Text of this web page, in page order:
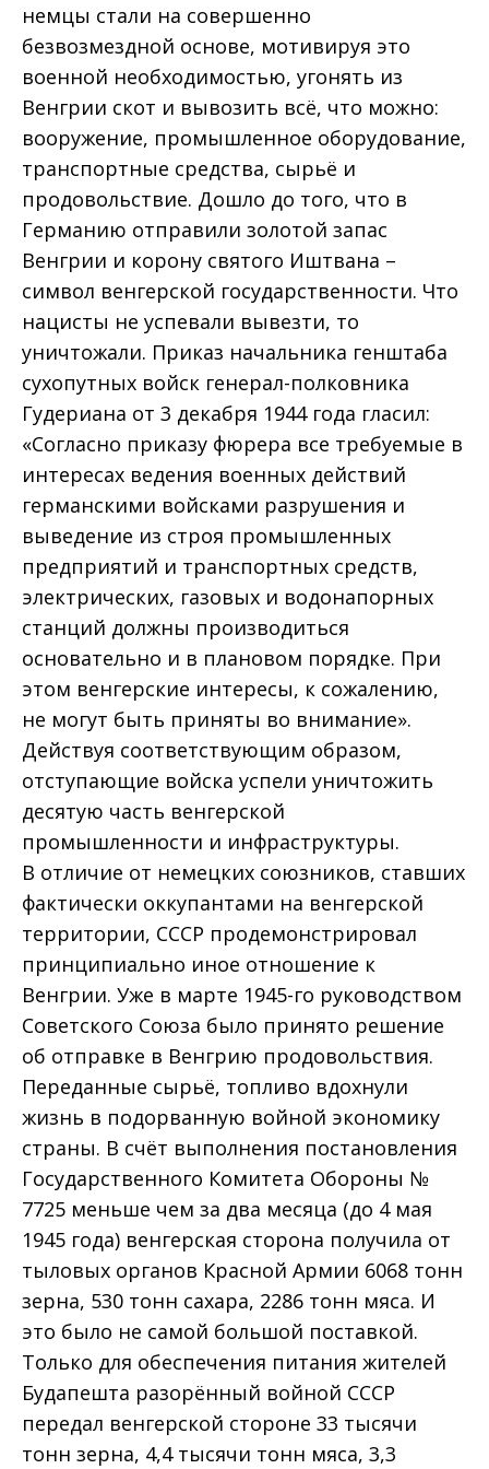
немцы стали на совершенно
безвозмездной основе, мотивируя это
военной необходимостью, угонять из
Венгрии скот и вывозить всё, что можно:
вооружение, промышленное оборудование,
транспортные средства, сырьё и
продовольствие. Дошло до того, что в
Германию отправили золотой запас
Венгрии и корону святого Иштвана –
символ венгерской государственности. Что
нацисты не успевали вывезти, то
уничтожали. Приказ начальника генштаба
сухопутных войск генерал-полковника
Гудериана от 3 декабря 1944 года гласил:
«Согласно приказу фюрера все требуемые в
интересах ведения военных действий
германскими войсками разрушения и
выведение из строя промышленных
предприятий и транспортных средств,
электрических, газовых и водонапорных
станций должны производиться
основательно и в плановом порядке. При
этом венгерские интересы, к сожалению,
не могут быть приняты во внимание».
Действуя соответствующим образом,
отступающие войска успели уничтожить
десятую часть венгерской
промышленности и инфраструктуры.
В отличие от немецких союзников, ставших
фактически оккупантами на венгерской
территории, СССР продемонстрировал
принципиально иное отношение к
Венгрии. Уже в марте 1945-го руководством
Советского Союза было принято решение
об отправке в Венгрию продовольствия.
Переданные сырьё, топливо вдохнули
жизнь в подорванную войной экономику
страны. В счёт выполнения постановления
Государственного Комитета Обороны №
7725 меньше чем за два месяца (до 4 мая
1945 года) венгерская сторона получила от
тыловых органов Красной Армии 6068 тонн
зерна, 530 тонн сахара, 2286 тонн мяса. И
это было не самой большой поставкой.
Только для обеспечения питания жителей
Будапешта разорённый войной СССР
передал венгерской стороне 33 тысячи
тонн зерна, 4,4 тысячи тонн мяса, 3,3